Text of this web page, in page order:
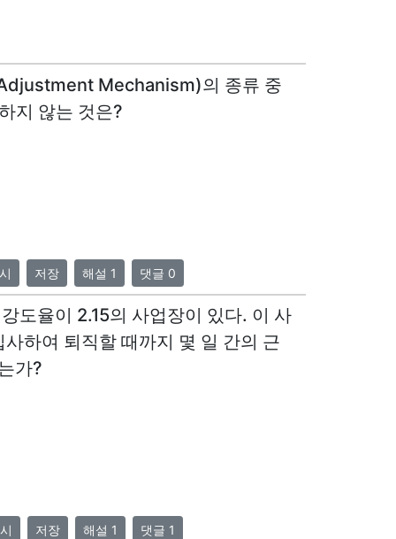
Mechanism)의 종류 중
지 않는 것은?
저장 해설 1 댓글 0
도율이 2.15의 사업장이 있다. 이 사
하여 퇴직할 때까지 몇 일 간의 근
가?
저장 해설 1 댓글 1